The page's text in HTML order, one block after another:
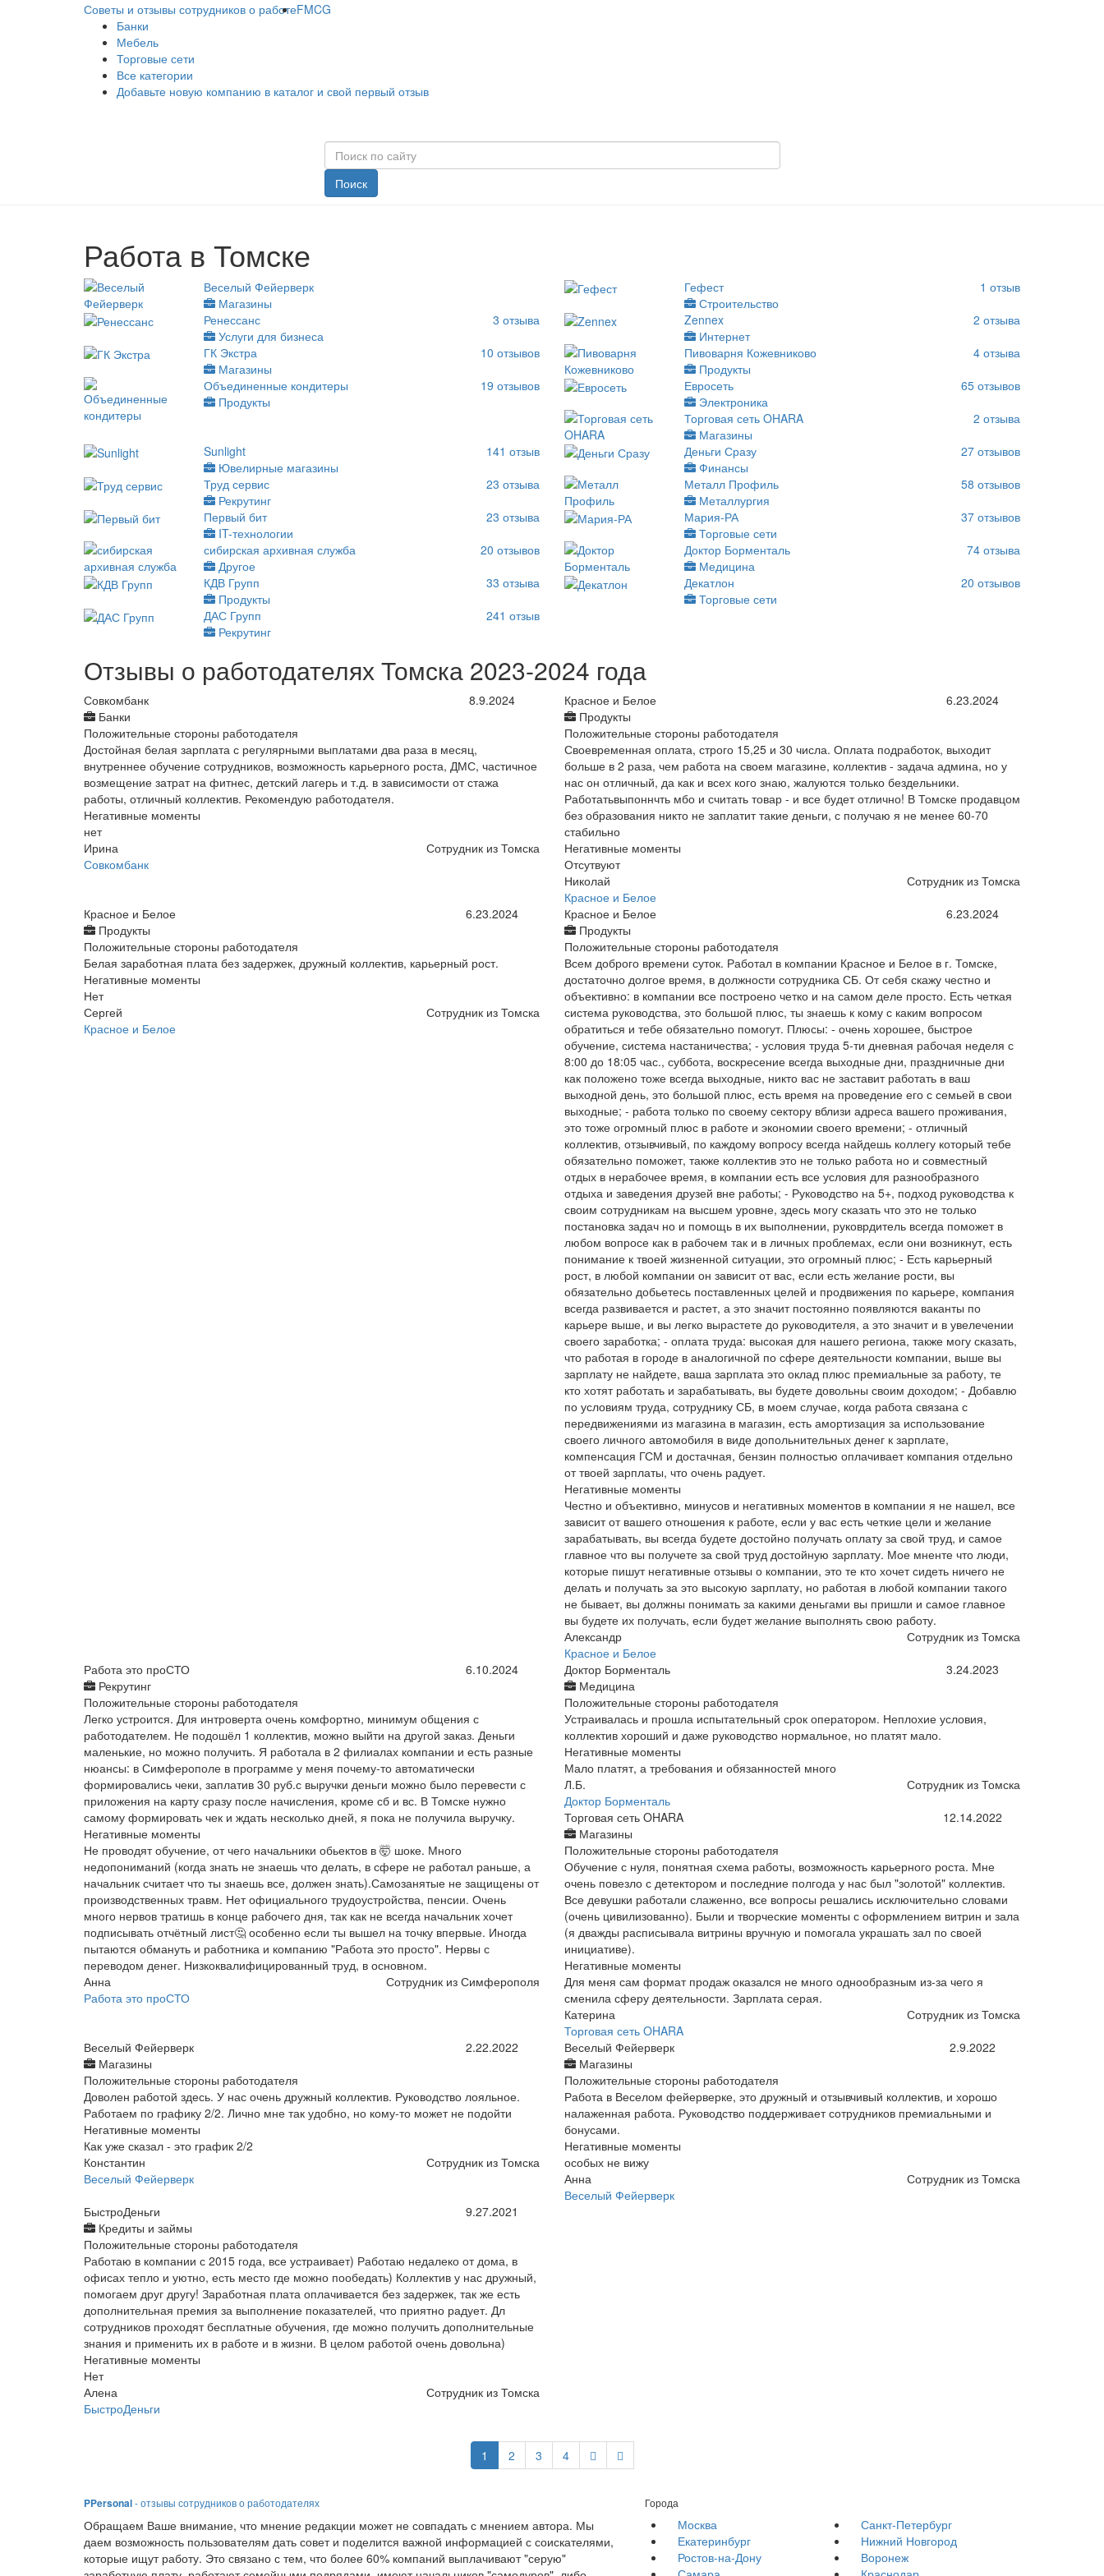
Советы и отзывы сотрудников о работеFMCG
Банки
Мебель
Торговые сети
Все категории
Добавьте новую компанию в каталог и свой первый отзыв
Поиск
Работа в Томске
Веселый Фейерверк
Магазины
Гефест
Строительство
1 отзыв
Ренессанс
Услуги для бизнеса
3 отзыва
Zennex
Интернет
2 отзыва
ГК Экстра
Магазины
10 отзывов
Пивоварня Кожевниково
Продукты
4 отзыва
Объединенные кондитеры
Продукты
19 отзывов
Евросеть
Электроника
65 отзывов
Торговая сеть OHARA
Магазины
2 отзыва
Sunlight
Ювелирные магазины
141 отзыв
Деньги Сразу
Финансы
27 отзывов
Труд сервис
Рекрутинг
23 отзыва
Металл Профиль
Металлургия
58 отзывов
Первый бит
IT-технологии
23 отзыва
Мария-РА
Торговые сети
37 отзывов
сибирская архивная служба
Другое
20 отзывов
Доктор Борменталь
Медицина
74 отзыва
КДВ Групп
Продукты
33 отзыва
Декатлон
Торговые сети
20 отзывов
ДАС Групп
Рекрутинг
241 отзыв
Отзывы о работодателях Томска 2023-2024 года
Совкомбанк
Банки
8.9.2024
Положительные стороны работодателя
Достойная белая зарплата с регулярными выплатами два раза в месяц,
внутреннее обучение сотрудников, возможность карьерного роста, ДМС, частичное
возмещение затрат на фитнес, детский лагерь и т.д. в зависимости от стажа
работы, отличный коллектив. Рекомендую работодателя.
Негативные моменты
нет
Ирина
Сотрудник из Томска
Совкомбанк
Красное и Белое
Продукты
6.23.2024
Положительные стороны работодателя
Своевременная оплата, строго 15,25 и 30 числа. Оплата подработок, выходит
больше в 2 раза, чем работа на своем магазине, коллектив - задача админа, но у
нас он отличный, да как и всех кого знаю, жалуются только бездельники.
Работатьвыпоннчть мбо и считать товар - и все будет отлично! В Томске продавцом
без образования никто не заплатит такие деньги, с получаю я не менее 60-70
стабильно
Негативные моменты
Отсутвуют
Николай
Сотрудник из Томска
Красное и Белое
Красное и Белое
Продукты
6.23.2024
Положительные стороны работодателя
Белая заработная плата без задержек, дружный коллектив, карьерный рост.
Негативные моменты
Нет
Сергей
Сотрудник из Томска
Красное и Белое
Красное и Белое
Продукты
6.23.2024
Положительные стороны работодателя
Всем доброго времени суток. Работал в компании Красное и Белое в г. Томске,
достаточно долгое время, в должности сотрудника СБ. От себя скажу честно и
объективно: в компании все построено четко и на самом деле просто. Есть четкая
система руководства, это большой плюс, ты знаешь к кому с каким вопросом
обратиться и тебе обязательно помогут. Плюсы: - очень хорошее, быстрое
обучение, система настаничества; - условия труда 5-ти дневная рабочая неделя с
8:00 до 18:05 час., суббота, воскресение всегда выходные дни, праздничные дни
как положено тоже всегда выходные, никто вас не заставит работать в ваш
выходной день, это большой плюс, есть время на проведение его с семьей в свои
выходные; - работа только по своему сектору вблизи адреса вашего проживания,
это тоже огромный плюс в работе и экономии своего времени; - отличный
коллектив, отзывчивый, по каждому вопросу всегда найдешь коллегу который тебе
обязательно поможет, также коллектив это не только работа но и совместный
отдых в нерабочее время, в компании есть все условия для разнообразного
отдыха и заведения друзей вне работы; - Руководство на 5+, подход руководства к
своим сотрудникам на высшем уровне, здесь могу сказать что это не только
постановка задач но и помощь в их выполнении, руковрдитель всегда поможет в
любом вопросе как в рабочем так и в личных проблемах, если они возникнут, есть
понимание к твоей жизненной ситуации, это огромный плюс; - Есть карьерный
рост, в любой компании он зависит от вас, если есть желание рости, вы
обязательно добьетесь поставленных целей и продвижения по карьере, компания
всегда развивается и растет, а это значит постоянно появляются ваканты по
карьере выше, и вы легко вырастете до руководителя, а это значит и в увелечении
своего заработка; - оплата труда: высокая для нашего региона, также могу сказать,
что работая в городе в аналогичной по сфере деятельности компании, выше вы
зарплату не найдете, ваша зарплата это оклад плюс премиальные за работу, те
кто хотят работать и зарабатывать, вы будете довольны своим доходом; - Добавлю
по условиям труда, сотруднику СБ, в моем случае, когда работа связана с
передвижениями из магазина в магазин, есть амортизация за использование
своего личного автомобиля в виде допольнительных денег к зарплате,
компенсация ГСМ и достачная, бензин полностью оплачивает компания отдельно
от твоей зарплаты, что очень радует.
Негативные моменты
Честно и объективно, минусов и негативных моментов в компании я не нашел, все
зависит от вашего отношения к работе, если у вас есть четкие цели и желание
зарабатывать, вы всегда будете достойно получать оплату за свой труд, и самое
главное что вы получете за свой труд достойную зарплату. Мое мненте что люди,
которые пишут негативные отзывы о компании, это те кто хочет сидеть ничего не
делать и получать за это высокую зарплату, но работая в любой компании такого
не бывает, вы должны понимать за какими деньгами вы пришли и самое главное
вы будете их получать, если будет желание выполнять свою работу.
Александр
Сотрудник из Томска
Красное и Белое
Работа это проСТО
Рекрутинг
6.10.2024
Положительные стороны работодателя
Легко устроится. Для интроверта очень комфортно, минимум общения с
работодателем. Не подошёл 1 коллектив, можно выйти на другой заказ. Деньги
маленькие, но можно получить. Я работала в 2 филиалах компании и есть разные
нюансы: в Симферополе в программе у меня почему-то автоматически
формировались чеки, заплатив 30 руб.с выручки деньги можно было перевести с
приложения на карту сразу после начисления, кроме сб и вс. В Томске нужно
самому формировать чек и ждать несколько дней, я пока не получила выручку.
Негативные моменты
Не проводят обучение, от чего начальники обьектов в 🤯 шоке. Много
недопониманий (когда знать не знаешь что делать, в сфере не работал раньше, а
начальник считает что ты знаешь все, должен знать).Самозанятые не защищены от
производственных травм. Нет официального трудоустройства, пенсии. Очень
много нервов тратишь в конце рабочего дня, так как не всегда начальник хочет
подписывать отчётный лист🤔 особенно если ты вышел на точку впервые. Иногда
пытаются обмануть и работника и компанию "Работа это просто". Нервы с
переводом денег. Низкоквалифицированный труд, в основном.
Анна
Сотрудник из Симферополя
Работа это проСТО
Доктор Борменталь
Медицина
3.24.2023
Положительные стороны работодателя
Устраивалась и прошла испытательный срок оператором. Неплохие условия,
коллектив хороший и даже руководство нормальное, но платят мало.
Негативные моменты
Мало платят, а требования и обязанностей много
Л.Б.
Сотрудник из Томска
Доктор Борменталь
Торговая сеть OHARA
Магазины
12.14.2022
Положительные стороны работодателя
Обучение с нуля, понятная схема работы, возможность карьерного роста. Мне
очень повезло с детектором и последние полгода у нас был "золотой" коллектив.
Все девушки работали слаженно, все вопросы решались исключительно словами
(очень цивилизованно). Были и творческие моменты с оформлением витрин и зала
(я дважды расписывала витрины вручную и помогала украшать зал по своей
инициативе).
Негативные моменты
Для меня сам формат продаж оказался не много однообразным из-за чего я
сменила сферу деятельности. Зарплата серая.
Катерина
Сотрудник из Томска
Торговая сеть OHARA
Веселый Фейерверк
Магазины
2.22.2022
Положительные стороны работодателя
Доволен работой здесь. У нас очень дружный коллектив. Руководство лояльное.
Работаем по графику 2/2. Лично мне так удобно, но кому-то может не подойти
Негативные моменты
Как уже сказал - это график 2/2
Константин
Сотрудник из Томска
Веселый Фейерверк
Веселый Фейерверк
Магазины
2.9.2022
Положительные стороны работодателя
Работа в Веселом фейерверке, это дружный и отзывчивый коллектив, и хорошо
налаженная работа. Руководство поддерживает сотрудников премиальными и
бонусами.
Негативные моменты
особых не вижу
Анна
Сотрудник из Томска
Веселый Фейерверк
БыстроДеньги
Кредиты и займы
9.27.2021
Положительные стороны работодателя
Работаю в компании с 2015 года, все устраивает) Работаю недалеко от дома, в
офисах тепло и уютно, есть место где можно пообедать) Коллектив у нас дружный,
помогаем друг другу! Заработная плата оплачивается без задержек, так же есть
дополнительная премия за выполнение показателей, что приятно радует. Дл
сотрудников проходят бесплатные обучения, где можно получить дополнительные
знания и применить их в работе и в жизни. В целом работой очень довольна)
Негативные моменты
Нет
Алена
Сотрудник из Томска
БыстроДеньги
1 2 3 4
PPersonal- отзывы сотрудников о работодателях
Обращаем Ваше внимание, что мнение редакции может не совпадать с мнением автора. Мы
даем возможность пользователям дать совет и поделится важной информацией с соискателями,
которые ищут работу. Это связано с тем, что более 60% компаний выплачивают "серую"
Города
Москва
Санкт-Петербург
Екатеринбург
Нижний Новгород
Ростов-на-Дону
Воронеж